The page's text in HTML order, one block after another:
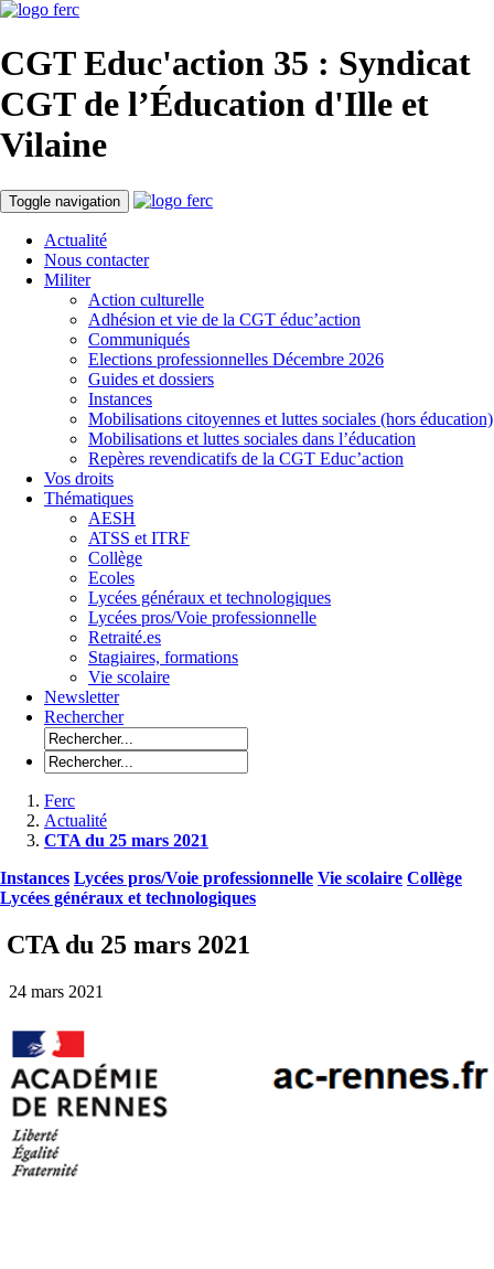
CGT Educ'action 35 : Syndicat
CGT de l’Éducation d'Ille et
Vilaine
Toggle navigation
Actualité
Nous contacter
Militer
Action culturelle
Adhésion et vie de la CGT éduc’action
Communiqués
Elections professionnelles Décembre 2026
Guides et dossiers
Instances
Mobilisations citoyennes et luttes sociales (hors éducation)
Mobilisations et luttes sociales dans l’éducation
Repères revendicatifs de la CGT Educ’action
Vos droits
Thématiques
AESH
ATSS et ITRF
Collège
Ecoles
Lycées généraux et technologiques
Lycées pros/Voie professionnelle
Retraité.es
Stagiaires, formations
Vie scolaire
Newsletter
Rechercher
Ferc
Actualité
CTA du 25 mars 2021
Instances Lycées pros/Voie professionnelle Vie scolaire Collège
Lycées généraux et technologiques
CTA du 25 mars 2021
24 mars 2021